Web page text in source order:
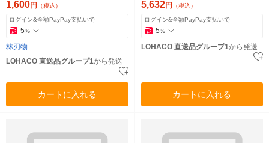
1,600円 （税込）
ログイン&全額PayPay支払いで
5%
林刃物
LOHACO 直送品グループ1から発送
カートに入れる
835-8599（直送品）
5,632円 （税込）
ログイン&全額PayPay支払いで
5%
LOHACO 直送品グループ1から発送
カートに入れる